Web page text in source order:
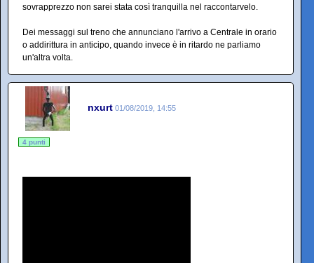
sovrapprezzo non sarei stata così tranquilla nel raccontarvelo.
Dei messaggi sul treno che annunciano l'arrivo a Centrale in orario
o addirittura in anticipo, quando invece è in ritardo ne parliamo
un'altra volta.
nxurt 01/08/2019, 14:55
4 punti